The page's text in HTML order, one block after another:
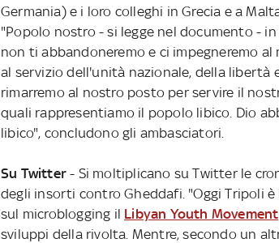
Germania) e i loro colleghi in Grecia e a
"Popolo nostro - si legge nel documento -
non ti abbandoneremo e ci impegneremo
al servizio dell'unità nazionale, della libertà
rimarremo al nostro posto per servire il
quali rappresentiamo il popolo libico. Dio
libico", concludono gli ambasciatori.
Su Twitter- Si moltiplicano su Twitter le
degli insorti contro Gheddafi. "Oggi Tripoli
sul microblogging il Libyan Youth Movement
sviluppi della rivolta. Mentre, secondo un